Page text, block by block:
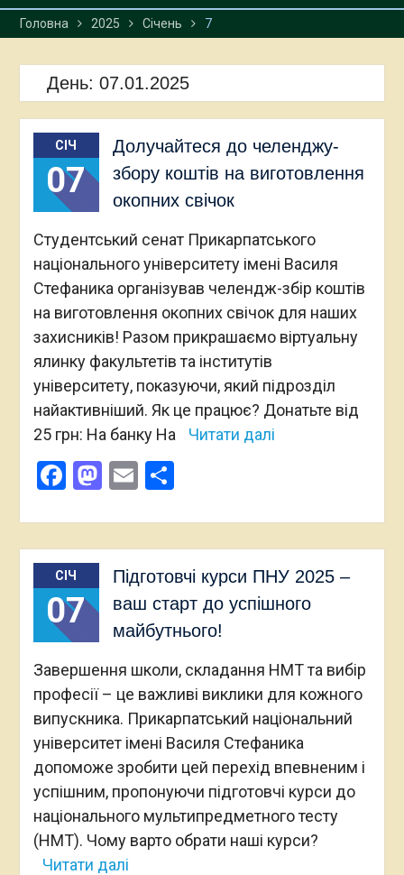
екологічного моніторингу
Карпат
Головна 2025 Січень 7
День: 07.01.2025
СІЧ
07
Долучайтеся до челенджу-
збору коштів на виготовлення
окопних свічок
Студентський сенат Прикарпатського
національного університету імені Василя
Стефаника організував челендж-збір коштів
на виготовлення окопних свічок для наших
захисників! Разом прикрашаємо віртуальну
ялинку факультетів та інститутів
університету, показуючи, який підрозділ
найактивніший. Як це працює? Донатьте від
25 грн: На банку На
Читати далі
Facebook
Mastodon
EmailПоділитися
СІЧ
07
Підготовчі курси ПНУ 2025 –
ваш старт до успішного
майбутнього!
Завершення школи, складання НМТ та вибір
професії – це важливі виклики для кожного
випускника. Прикарпатський національний
університет імені Василя Стефаника
допоможе зробити цей перехід впевненим і
успішним, пропонуючи підготовчі курси до
національного мультипредметного тесту
(НМТ). Чому варто обрати наші курси?
Читати далі